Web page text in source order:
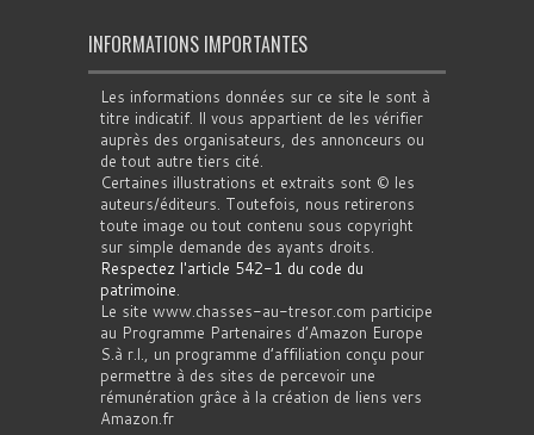
INFORMATIONS IMPORTANTES
Les informations données sur ce site le sont à
titre indicatif. Il vous appartient de les vérifier
auprès des organisateurs, des annonceurs ou
de tout autre tiers cité.
Certaines illustrations et extraits sont © les
auteurs/éditeurs. Toutefois, nous retirerons
toute image ou tout contenu sous copyright
sur simple demande des ayants droits.
Respectez l'article 542-1 du code du
patrimoine.
Le site www.chasses-au-tresor.com participe
au Programme Partenaires d’Amazon Europe
S.à r.l., un programme d’affiliation conçu pour
permettre à des sites de percevoir une
rémunération grâce à la création de liens vers
Amazon.fr